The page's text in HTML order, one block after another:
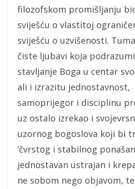
filozofskom promišljanju
sviješću o vlastitoj
sviješću o uzvišenosti.
čiste ljubavi koja
stavljanje Boga u centar
ali i izrazitu jednostavnost,
samoprijegor i disciplinu
uz ostalo izrekao i
uzornog bogoslova koji bi
‘čvrstog i stabilnog
jednostavan ustrajan i
ne sobom nego objavom,